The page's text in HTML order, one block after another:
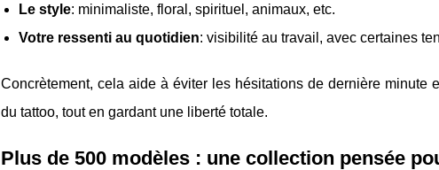
Le style: minimaliste, floral, spirituel, animaux, etc.
Votre ressenti au quotidien: visibilité au travail, avec certaines
Concrètement, cela aide à éviter les hésitations de dernière
du tattoo, tout en gardant une liberté totale.
Plus de 500 modèles : une collection pensée